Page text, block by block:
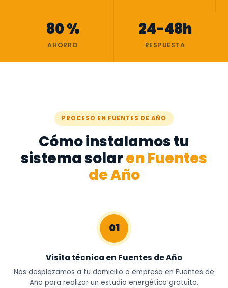
80 %
AHORRO
24-48h
RESPUESTA
PROCESO EN FUENTES DE AÑO
Cómo instalamos tu
sistema solaren Fuentes
de Año
01
Visita técnica en Fuentes de Año
Nos desplazamos a tu domicilio o empresa en Fuentes de
Año para realizar un estudio energético gratuito.